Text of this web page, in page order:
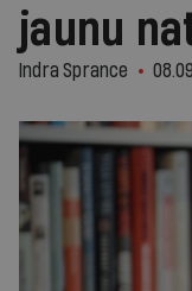
jaunu
Indra Sprance